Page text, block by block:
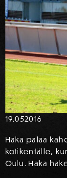
19.052016
Haka palaa
kotikentälle,
Oulu. Haka